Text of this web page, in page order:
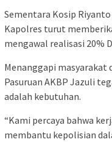
Sementara Kosip
Kapolres turut
mengawal realisasi 20%
Menanggapi
Pasuruan AKBP Jazuli
adalah kebutuhan.
“Kami percaya bahwa
membantu kepolisian